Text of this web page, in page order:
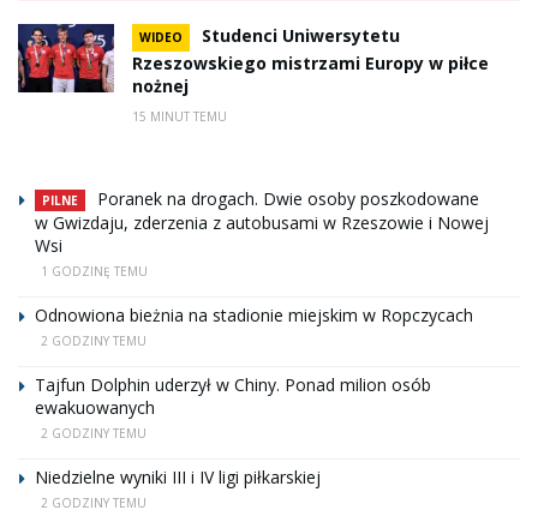
WIDEO
Studenci Uniwersytetu
Rzeszowskiego mistrzami Europy w piłce
nożnej
15 MINUT TEMU
PILNE
Poranek na drogach. Dwie osoby poszkodowane
w Gwizdaju, zderzenia z autobusami w Rzeszowie i Nowej
Wsi
1 GODZINĘ TEMU
Odnowiona bieżnia na stadionie miejskim w Ropczycach
2 GODZINY TEMU
Tajfun Dolphin uderzył w Chiny. Ponad milion osób
ewakuowanych
2 GODZINY TEMU
Niedzielne wyniki III i IV ligi piłkarskiej
2 GODZINY TEMU